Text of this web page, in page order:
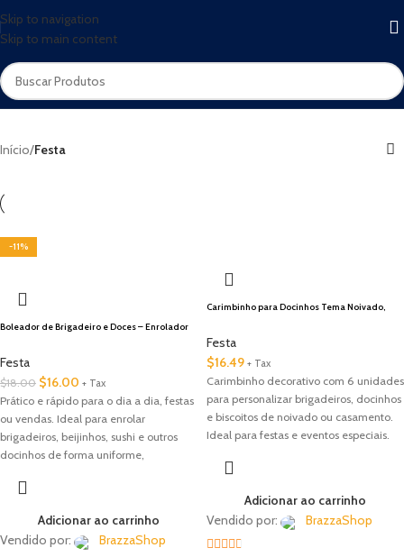
Skip to navigation
Skip to main content
Início/Festa
-11%
Boleador de Brigadeiro e Doces – Enrolador
Festa
$18.00 $16.00 + Tax
Prático e rápido para o dia a dia, festas
ou vendas. Ideal para enrolar
brigadeiros, beijinhos, sushi e outros
docinhos de forma uniforme,
mais bonito.
Adicionar ao carrinho
Vendido por:
BrazzaShop
Carimbinho para Docinhos Tema Noivado,
Festa
$16.49 + Tax
Carimbinho decorativo com 6 unidades
para personalizar brigadeiros, docinhos
e biscoitos de noivado ou casamento.
Ideal para festas e eventos especiais.
Adicionar ao carrinho
Vendido por:
BrazzaShop